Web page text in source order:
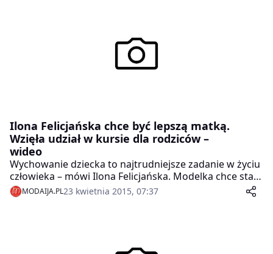
Ilona Felicjańska chce być lepszą matką.
Wzięła udział w kursie dla rodziców –
wideo
Wychowanie dziecka to najtrudniejsze zadanie w życiu
człowieka – mówi Ilona Felicjańska. Modelka chce stale
doskonalić swoje umiejętności wychowawcze, dlatego
wzięła udział w warsztatach dla rodziców. Twierdzi, że
asertywności i radzenia sobie ze złością, i chętnie w
MODAIJA.PL23 kwietnia 2015, 07:37